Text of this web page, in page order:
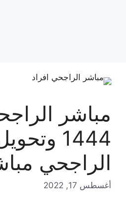
مباشر
1444
الراجحي
أغسطس 17, 2022